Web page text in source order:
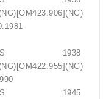
& BUSES 1938
& BUSES 1945